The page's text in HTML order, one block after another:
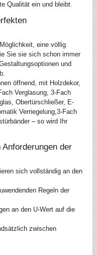
Qualität ein und bleibt.
eine völlig
Sie sie sich schon immer
und
öffnend, mit Holzdekor,
Verglasung, 3-Fach
Obertürschließer, E-
Verriegelung,3-Fach
– so wird Ihr
der
sich vollständig an den
Regeln der
an den U-Wert auf die
zwischen